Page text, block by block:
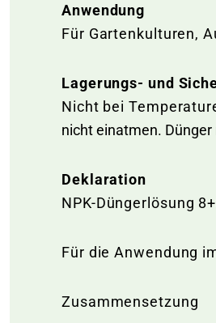
Anwendung
Für Gartenkulturen,
Lagerungs- und
Nicht bei
nicht einatmen.
Deklaration
NPK-Düngerlösung
Für die Anwendung
Zusammensetzung